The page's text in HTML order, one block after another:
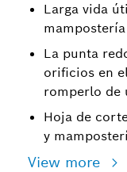
Larga vida
mampostería
La punta
orificios en
romperlo de
Hoja de
y
View more